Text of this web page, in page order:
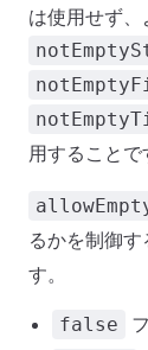
は使用せず
用することで
るかを制御す
す。
false